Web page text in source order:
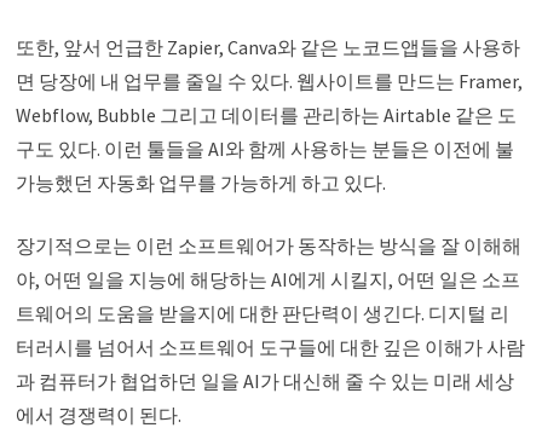
또한, 앞서 언급한 Zapier, Canva와 같은 노코드앱들을 사용하
면 당장에 내 업무를 줄일 수 있다. 웹사이트를 만드는 Framer,
Webflow, Bubble 그리고 데이터를 관리하는 Airtable 같은 도
구도 있다. 이런 툴들을 AI와 함께 사용하는 분들은 이전에 불
가능했던 자동화 업무를 가능하게 하고 있다.
장기적으로는 이런 소프트웨어가 동작하는 방식을 잘 이해해
야, 어떤 일을 지능에 해당하는 AI에게 시킬지, 어떤 일은 소프
트웨어의 도움을 받을지에 대한 판단력이 생긴다. 디지털 리
터러시를 넘어서 소프트웨어 도구들에 대한 깊은 이해가 사람
과 컴퓨터가 협업하던 일을 AI가 대신해 줄 수 있는 미래 세상
에서 경쟁력이 된다.